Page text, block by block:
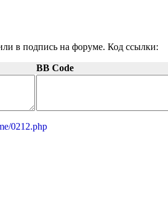
в подпись на форуме. Код ссылки:
BB Code
0212.php